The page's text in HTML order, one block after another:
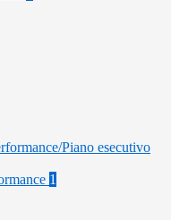
Piano esecutivo
1